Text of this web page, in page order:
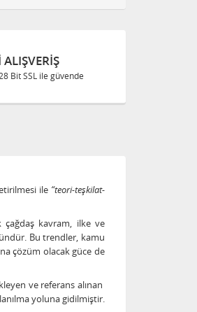
Bit SSL ile güvende
ile “teori-teşkilat-
çağdaş kavram, ilke ve
Bu trendler, kamu
çözüm olacak güce de
ve referans alınan
yoluna gidilmiştir.